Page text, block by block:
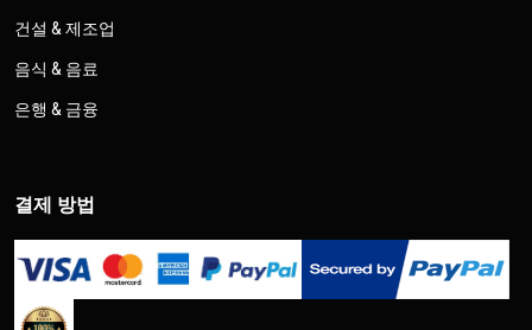
건설 & 제조업
음식 & 음료
은행 & 금융
결제 방법